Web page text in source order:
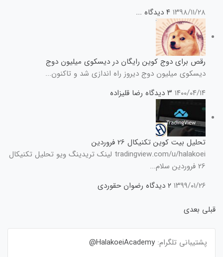
۱۳۹۸/۱۱/۲۸ ۴ دیدگاه ...
رقص برای دوج کوین رایگان در دیسکوی میلیون دوج
دیسکوی میلیون دوج دیروز راه اندازی شد و تاکنون...
۱۴۰۰/۰۴/۱۴ ۳ دیدگاه رضا قلیزاده
تحلیل بیت کوین تکنیکال 26 فروردین
tradingview.com/u/halakoei لینک تریدینگ ویو تحلیل تکنیکال
26 فروردین سلام...
۱۳۹۹/۰۱/۲۶ ۲ دیدگاه
رضوان حقوردی
قبلی بعدی
پشتیبانی تلگرام: HalakoeiAcademy@